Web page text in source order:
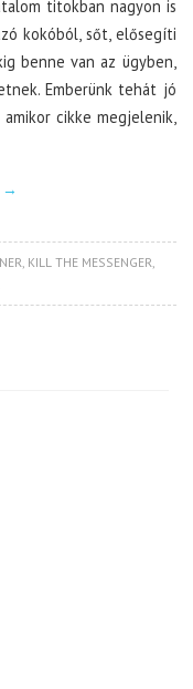
titokban nagyon is
kokóból, sőt, elősegíti
benne van az ügyben,
Emberünk tehát jó
cikke megjelenik,
→
KILL THE MESSENGER